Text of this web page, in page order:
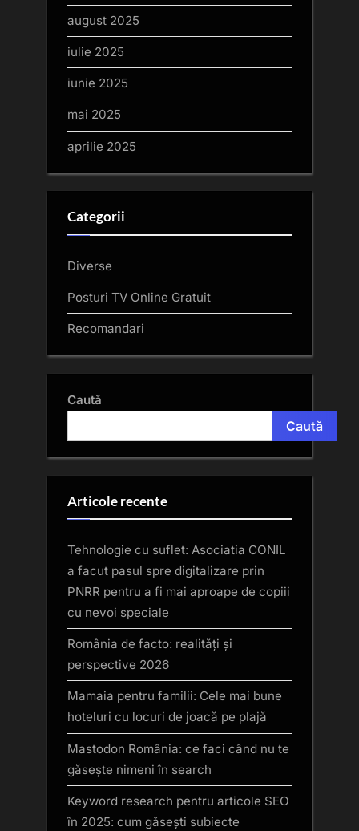
august 2025
iulie 2025
iunie 2025
mai 2025
aprilie 2025
Categorii
Diverse
Posturi TV Online Gratuit
Recomandari
Caută
Caută
Articole recente
Tehnologie cu suflet: Asociatia CONIL
a facut pasul spre digitalizare prin
PNRR pentru a fi mai aproape de copiii
cu nevoi speciale
România de facto: realități și
perspective 2026
Mamaia pentru familii: Cele mai bune
hoteluri cu locuri de joacă pe plajă
Mastodon România: ce faci când nu te
găsește nimeni în search
Keyword research pentru articole SEO
în 2025: cum găsești subiecte